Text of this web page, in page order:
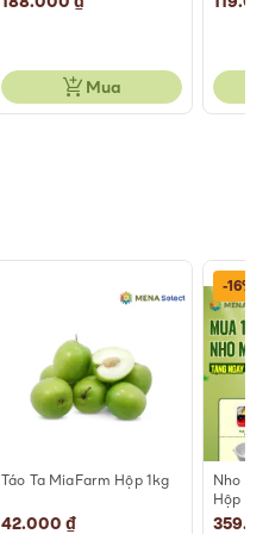
Mua
Táo Ta MiaFarm Hộp 1kg
42.000 ₫
-16%
Nho
Hộp
Special